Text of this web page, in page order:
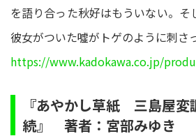
を語り合った秋好はもういない。そ
彼女がついた噓がトゲのように刺さ
https://www.kadokawa.co.jp/
『あやかし草紙 三島屋変
続』 著者：宮部みゆき